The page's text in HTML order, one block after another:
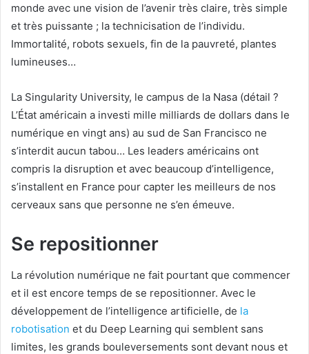
monde avec une vision de l’avenir très claire, très simple
et très puissante ; la technicisation de l’individu.
Immortalité, robots sexuels, fin de la pauvreté, plantes
lumineuses…
La Singularity University, le campus de la Nasa (détail ?
L’État américain a investi mille milliards de dollars dans le
numérique en vingt ans) au sud de San Francisco ne
s’interdit aucun tabou… Les leaders américains ont
compris la disruption et avec beaucoup d’intelligence,
s’installent en France pour capter les meilleurs de nos
cerveaux sans que personne ne s’en émeuve.
Se repositionner
La révolution numérique ne fait pourtant que commencer
et il est encore temps de se repositionner. Avec le
développement de l’intelligence artificielle, de la
robotisation et du Deep Learning qui semblent sans
limites, les grands bouleversements sont devant nous et